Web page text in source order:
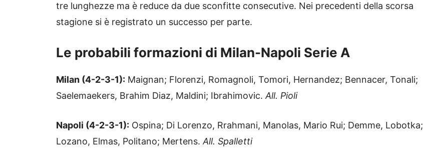
tre lunghezze ma è reduce da due sconfitte consecutive. Nei precedenti della scorsa
stagione si è registrato un successo per parte.
Le probabili formazioni di Milan-Napoli Serie A
Milan (4-2-3-1): Maignan; Florenzi, Romagnoli, Tomori, Hernandez; Bennacer, Tonali;
Saelemaekers, Brahim Diaz, Maldini; Ibrahimovic.All. Pioli
Napoli (4-2-3-1): Ospina; Di Lorenzo, Rrahmani, Manolas, Mario Rui; Demme, Lobotka;
Lozano, Elmas, Politano; Mertens.All. Spalletti